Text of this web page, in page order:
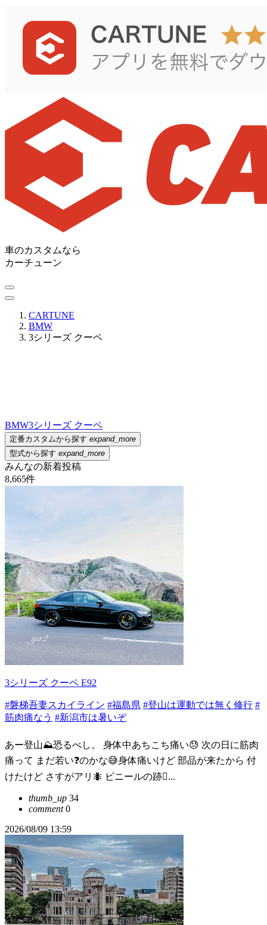
車のカスタムなら
カーチューン
CARTUNE
BMW
3シリーズ クーペ
BMW3シリーズ クーペ
定番カスタムから探す expand_more
型式から探す expand_more
みんなの新着投稿
8,665件
3シリーズ クーペ E92
#磐梯吾妻スカイライン #福島県 #登山は運動では無く修行 #
筋肉痛なう #新潟市は暑いぞ
あー登山⛰️恐るべし。 身体中あちこち痛い😓 次の日に筋肉
痛って まだ若い❓のかな😅身体痛いけど 部品が来たから 付
けたけど さすがアリ🐜 ビニールの跡🫆...
thumb_up 34
comment0
2026/08/09 13:59